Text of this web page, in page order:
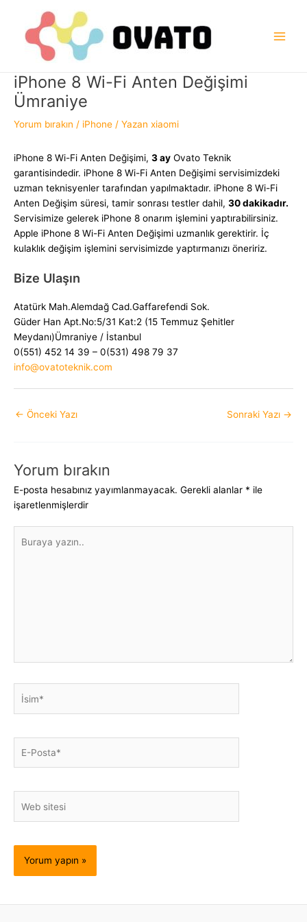
iPhone 8 Wi-Fi Anten Değişimi
Ümraniye
Yorum bırakın / iPhone / Yazan xiaomi
iPhone 8 Wi-Fi Anten Değişimi, 3 ay Ovato Teknik
garantisindedir. iPhone 8 Wi-Fi Anten Değişimi servisimizdeki
uzman teknisyenler tarafından yapılmaktadır. iPhone 8 Wi-Fi
Anten Değişim süresi, tamir sonrası testler dahil, 30 dakikadır.
Servisimize gelerek iPhone 8 onarım işlemini yaptırabilirsiniz.
Apple iPhone 8 Wi-Fi Anten Değişimi uzmanlık gerektirir. İç
kulaklık değişim işlemini servisimizde yaptırmanızı öneririz.
Bize Ulaşın
Atatürk Mah.Alemdağ Cad.Gaffarefendi Sok.
Güder Han Apt.No:5/31 Kat:2 (15 Temmuz Şehitler
Meydanı)Ümraniye / İstanbul
0(551) 452 14 39 – 0(531) 498 79 37
info@ovatoteknik.com
Yazı
← Önceki Yazı Sonraki Yazı →
Yorum bırakın
E-posta hesabınız yayımlanmayacak. Gerekli alanlar * ile
işaretlenmişlerdir
yazın..
Posta*
sitesi